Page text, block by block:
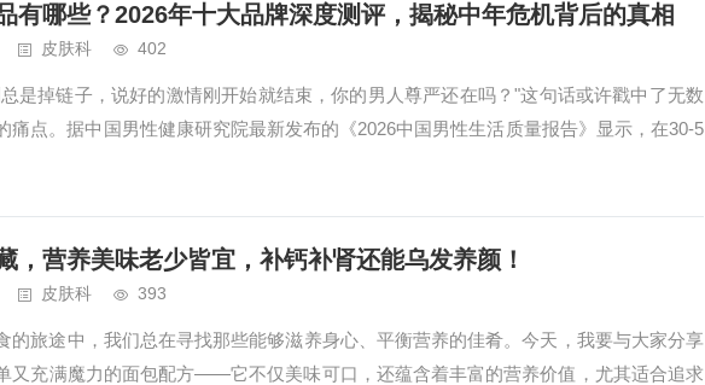
有哪些？2026年十大品牌深度测评，揭秘中年危机背后的真相
皮肤科 402
是掉链子，说好的激情刚开始就结束，你的男人尊严还在吗？"这句话或许戳中了无数
痛点。据中国男性健康研究院最新发布的《2026中国男性生活质量报告》显示，在30-5
，营养美味老少皆宜，补钙补肾还能乌发养颜！
皮肤科 393
的旅途中，我们总在寻找那些能够滋养身心、平衡营养的佳肴。今天，我要与大家分享
又充满魔力的面包配方——它不仅美味可口，还蕴含着丰富的营养价值，尤其适合追求